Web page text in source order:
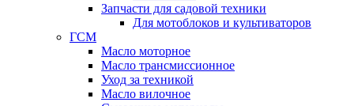
Запчасти для садовой техники
Для мотоблоков и культиваторов
ГСМ
Масло моторное
Масло трансмиссионное
Уход за техникой
Масло вилочное